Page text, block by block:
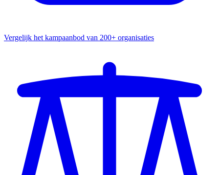
Vergelijk het kampaanbod van 200+ organisaties